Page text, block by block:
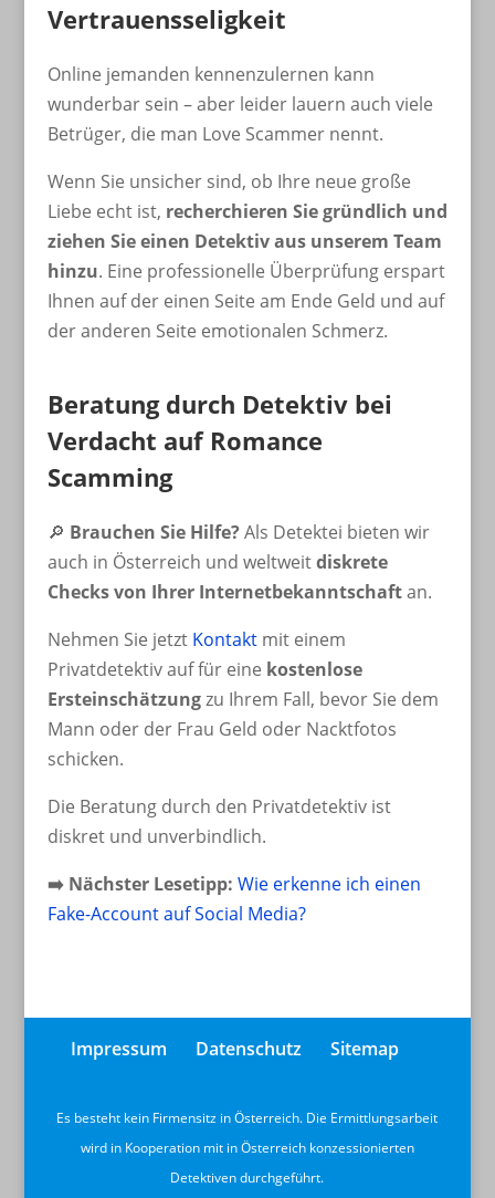
Vertrauensseligkeit
Online jemanden kennenzulernen kann
wunderbar sein – aber leider lauern auch viele
Betrüger, die man Love Scammer nennt.
Wenn Sie unsicher sind, ob Ihre neue große
Liebe echt ist, recherchieren Sie gründlich und
ziehen Sie einen Detektiv aus unserem Team
hinzu. Eine professionelle Überprüfung erspart
Ihnen auf der einen Seite am Ende Geld und auf
der anderen Seite emotionalen Schmerz.
Beratung durch Detektiv bei
Verdacht auf Romance
Scamming
🔎 Brauchen Sie Hilfe?Als Detektei bieten wir
auch in Österreich und weltweitdiskrete
Checks von Ihrer Internetbekanntschaftan.
Nehmen Sie jetzt Kontaktmit einem
Privatdetektiv auf für eine kostenlose
Ersteinschätzungzu Ihrem Fall, bevor Sie dem
Mann oder der Frau Geld oder Nacktfotos
schicken.
Die Beratung durch den Privatdetektiv ist
diskret und unverbindlich.
➡️ Nächster Lesetipp: Wie erkenne ich einen
Fake-Account auf Social Media?
Impressum Datenschutz Sitemap
Es besteht kein Firmensitz in Österreich. Die Ermittlungsarbeit
wird in Kooperation mit in Österreich konzessionierten
Detektiven durchgeführt.